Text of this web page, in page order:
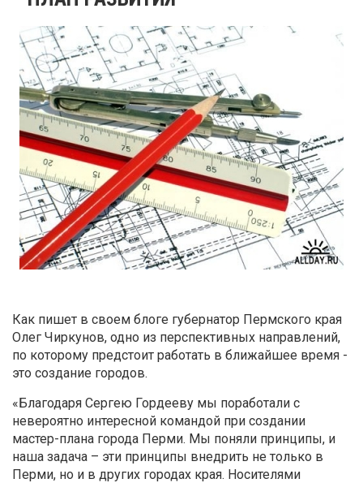
Как пишет в своем блоге губернатор Пермского края
Олег Чиркунов, одно из перспективных направлений,
по которому предстоит работать в ближайшее время -
это создание городов.
«Благодаря Сергею Гордееву мы поработали с
невероятно интересной командой при создании
мастер-плана города Перми. Мы поняли принципы, и
наша задача – эти принципы внедрить не только в
Перми, но и в других городах края. Носителями